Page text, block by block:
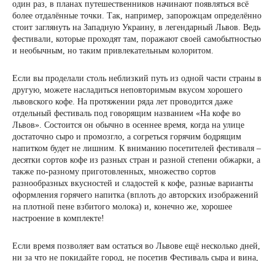
один раз, в планах путешественников начинают появляться всё
более отдалённые точки. Так, например, запорожцам определённо
стоит заглянуть на Западную Украину, в легендарный Львов. Ведь
фестивали, которые проходят там, поражают своей самобытностью
и необычным, но таким привлекательным колоритом.
Если вы проделали столь неблизкий путь из одной части страны в
другую, можете насладиться неповторимым вкусом хорошего
львовского кофе. На протяжении ряда лет проводится даже
отдельный фестиваль под говорящим названием «На кофе во
Львов». Состоится он обычно в осеннее время, когда на улице
достаточно сыро и промозгло, а согреться горячим бодрящим
напитком будет не лишним. К вниманию посетителей фестиваля –
десятки сортов кофе из разных стран и разной степени обжарки, а
также по-разному приготовленных, множество сортов
разнообразных вкусностей и сладостей к кофе, разные варианты
оформления горячего напитка (вплоть до авторских изображений
на плотной пене взбитого молока) и, конечно же, хорошее
настроение в комплекте!
Если время позволяет вам остаться во Львове ещё несколько дней,
ни за что не покидайте город, не посетив Фестиваль сыра и вина,